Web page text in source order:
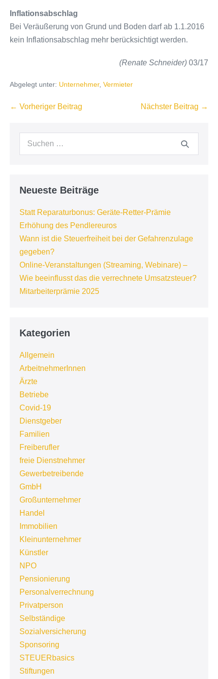
Inflationsabschlag
Bei Veräußerung von Grund und Boden darf ab 1.1.2016
kein Inflationsabschlag mehr berücksichtigt werden.
(Renate Schneider) 03/17
Abgelegt unter: Unternehmer, Vermieter
Beitragsnavigation
← Vorheriger Beitrag Nächster Beitrag →
Suchen
Neueste Beiträge
Statt Reparaturbonus: Geräte-Retter-Prämie
Erhöhung des Pendlereuros
Wann ist die Steuerfreiheit bei der Gefahrenzulage
gegeben?
Online-Veranstaltungen (Streaming, Webinare) –
Wie beeinflusst das die verrechnete Umsatzsteuer?
Mitarbeiterprämie 2025
Kategorien
Allgemein
ArbeitnehmerInnen
Ärzte
Betriebe
Covid-19
Dienstgeber
Familien
Freiberufler
freie Dienstnehmer
Gewerbetreibende
GmbH
Großunternehmer
Handel
Immobilien
Kleinunternehmer
Künstler
NPO
Pensionierung
Personalverrechnung
Privatperson
Selbständige
Sozialversicherung
Sponsoring
STEUERbasics
Stiftungen